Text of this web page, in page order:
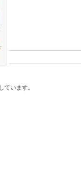
ています。